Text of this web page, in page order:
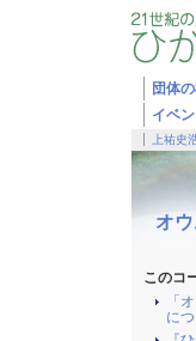
団体
イベ
上祐史
オ
このコ
「
に